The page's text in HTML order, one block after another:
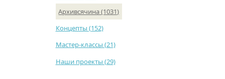
Архивсячина (1031)
Концепты (152)
Мастер-классы (21)
Наши проекты (29)